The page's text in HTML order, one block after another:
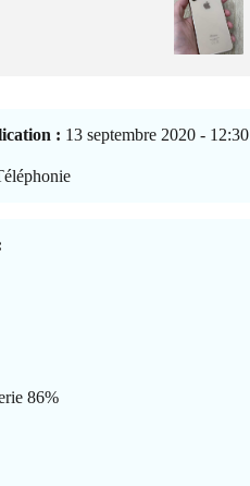
: 13 septembre 2020 - 12:30
86%